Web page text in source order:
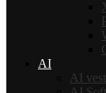
AI
AI